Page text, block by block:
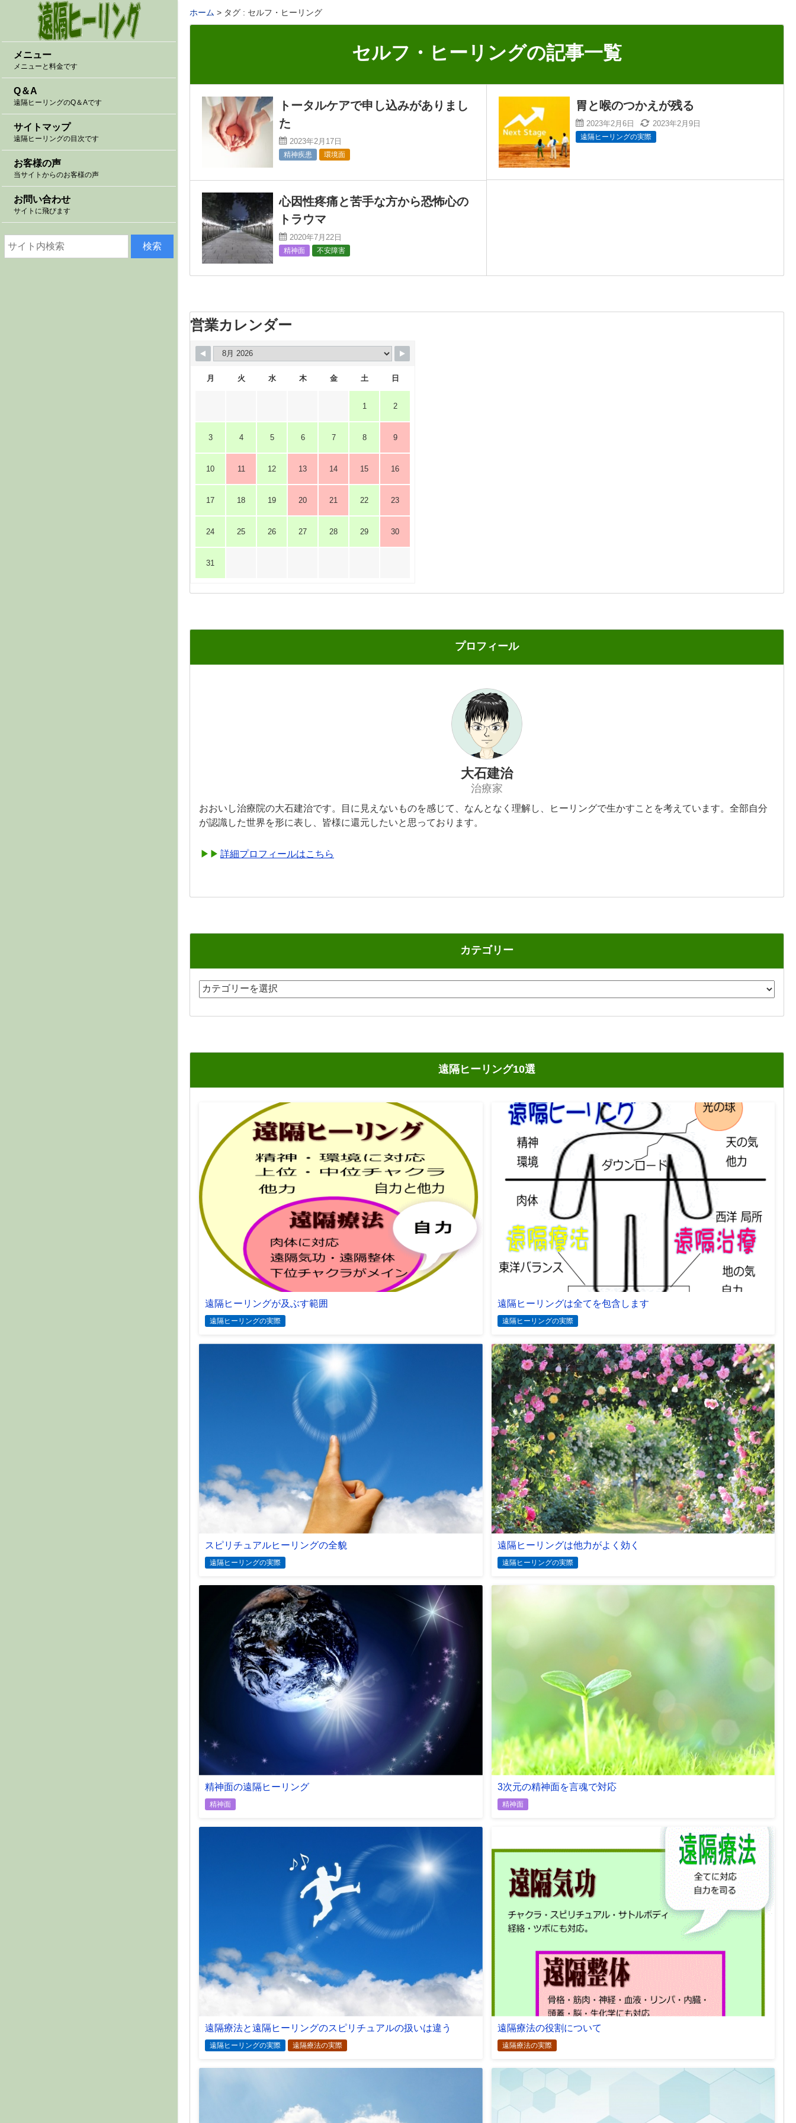
メニュー
メニューと料金です
Q＆A
遠隔ヒーリングのQ＆Aです
サイトマップ
遠隔ヒーリングの目次です
お客様の声
当サイトからのお客様の声
お問い合わせ
サイトに飛びます
ホーム タグ : セルフ・ヒーリング
セルフ・ヒーリングの記事一覧
トータルケアで申し込みがありまし
た
2023年2月17日
精神疾患 環境面
胃と喉のつかえが残る
2023年2月6日 2023年2月9日
遠隔ヒーリングの実際
心因性疼痛と苦手な方から恐怖心の
トラウマ
2020年7月22日
精神面 不安障害
営業カレンダー
月 火 水 木 金 土 日
1 2
3 4 5 6 7 8 9
10 11 12 13 14 15 16
17 18 19 20 21 22 23
24 25 26 27 28 29 30
31
プロフィール
大石建治
治療家
おおいし治療院の大石建治です。目に見えないものを感じて、なんとなく理解し、ヒーリングで生かすことを考えています。全部自分
が認識した世界を形に表し、皆様に還元したいと思っております。
詳細プロフィールはこちら
カテゴリー
カ
ー
遠隔ヒーリング10選
遠隔ヒーリングが及ぶす範囲
遠隔ヒーリングの実際
遠隔ヒーリングは全てを包含します
遠隔ヒーリングの実際
スピリチュアルヒーリングの全貌
遠隔ヒーリングの実際
遠隔ヒーリングは他力がよく効く
遠隔ヒーリングの実際
精神面の遠隔ヒーリング
精神面
3次元の精神面を言魂で対応
精神面
遠隔療法と遠隔ヒーリングのスピリチュアルの扱いは違う
遠隔ヒーリングの実際 遠隔療法の実際
遠隔療法の役割について
遠隔療法の実際